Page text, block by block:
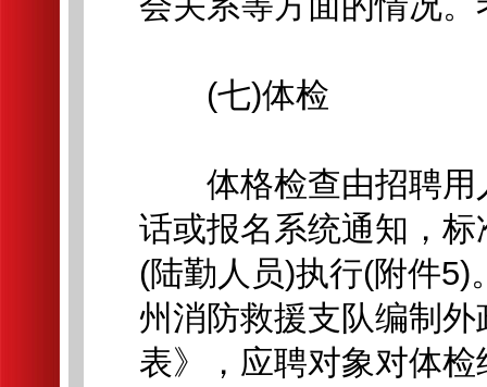
(七)体检
体格检查由招聘用
话或报名系统通知，
(陆勤人员)执行(附件
州消防救援支队编制
表》，应聘对象对体